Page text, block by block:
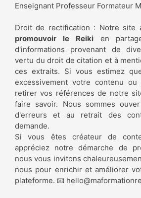
Enseignant Professeur Formateur
Droit de rectification : Notre site
promouvoir le Reikien
d'informations provenant de
vertu du droit de citation et à
ces extraits. Si vous estimez
excessivement votre contenu
retirer vos références de notre
faire savoir. Nous sommes
d'erreurs et au retrait des
demande.
Si vous êtes créateur de
appréciez notre démarche de
nous vous invitons
nous pour enrichir et améliorer
plateforme. 📧